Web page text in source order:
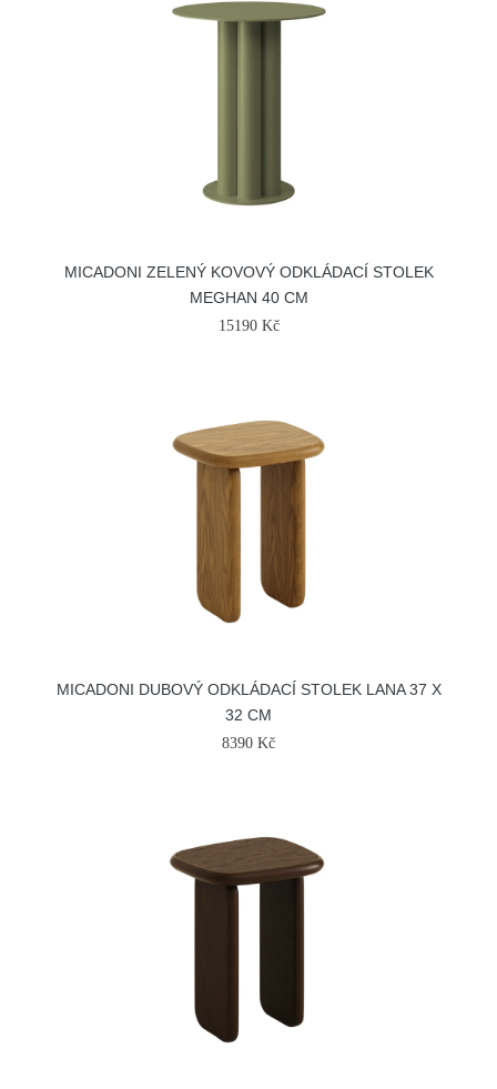
MICADONI ZELENÝ KOVOVÝ ODKLÁDACÍ STOLEK
MEGHAN 40 CM
15190 Kč
MICADONI DUBOVÝ ODKLÁDACÍ STOLEK LANA 37 X
32 CM
8390 Kč